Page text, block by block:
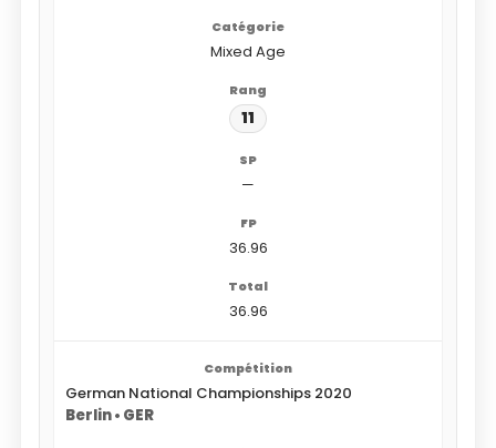
Mixed Age
11
—
36.96
36.96
German National Championships 2020
Berlin • GER